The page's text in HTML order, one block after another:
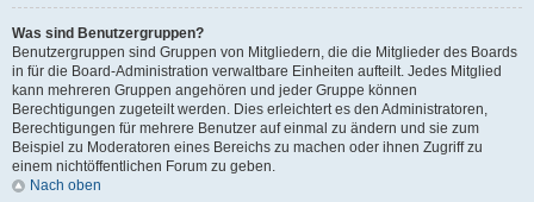
Was sind Benutzergruppen?
Benutzergruppen sind Gruppen von Mitgliedern, die die Mitglieder des Boards
in für die Board-Administration verwaltbare Einheiten aufteilt. Jedes Mitglied
kann mehreren Gruppen angehören und jeder Gruppe können
Berechtigungen zugeteilt werden. Dies erleichtert es den Administratoren,
Berechtigungen für mehrere Benutzer auf einmal zu ändern und sie zum
Beispiel zu Moderatoren eines Bereichs zu machen oder ihnen Zugriff zu
einem nichtöffentlichen Forum zu geben.
Nach oben